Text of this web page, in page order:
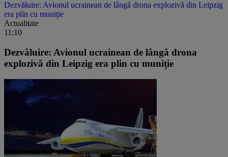
Dezvăluire: Avionul ucrainean de lângă drona explozivă din Leipzig
era plin cu muniție
Actualitate
11:10
Dezvăluire: Avionul ucrainean de lângă drona
explozivă din Leipzig era plin cu muniție